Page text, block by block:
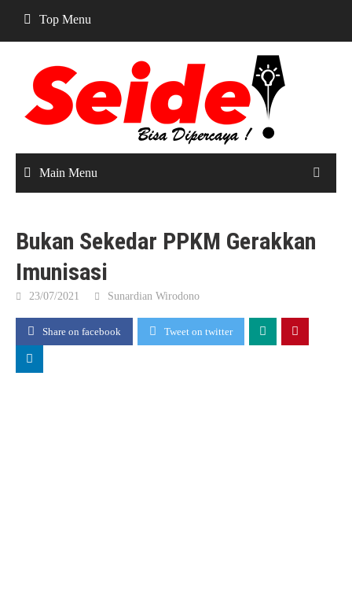
content
Top Menu
Main Menu
Bukan Sekedar PPKM Gerakkan
Imunisasi
23/07/2021 Sunardian Wirodono
Share on facebook Tweet on twitter